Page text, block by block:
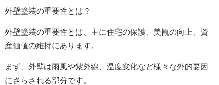
外壁塗装の重要性とは？
外壁塗装の重要性とは、主に住宅の保護、美観の向上、資
産価値の維持にあります。
まず、外壁は雨風や紫外線、温度変化など様々な外的要因
にさらされる部分です。